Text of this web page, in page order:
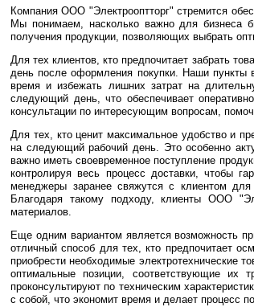
Компания ООО "Электрооптторг" стремится
Мы понимаем, насколько важно для бизнеса
получения продукции, позволяющих выбрать
Для тех клиентов, кто предпочитает забрать
день после оформления покупки. Наши пункты
время и избежать лишних затрат на
следующий день, что обеспечивает
консультации по интересующим вопросам,
Для тех, кто ценит максимальное удобство и
на следующий рабочий день. Это особенно
важно иметь своевременное поступление
контролируя весь процесс доставки, чтобы
менеджеры заранее свяжутся с клиентом для
Благодаря такому подходу, клиенты ООО
материалов.
Еще одним вариантом является возможность
отличный способ для тех, кто предпочитает
приобрести необходимые электротехнические
оптимальные позиции, соответствующие их
проконсультируют по техническим
с собой, что экономит время и делает процесс